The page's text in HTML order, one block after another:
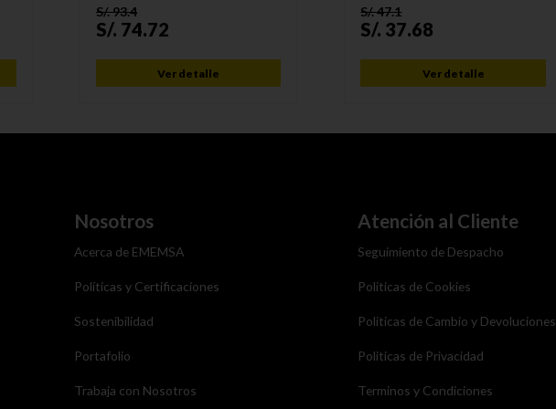
S/.93.4
S/. 74.72
Ver detalle
S/.47.1
S/. 37.68
Ver detalle
Nosotros
Acerca de EMEMSA
Políticas y Certificaciones
Sostenibilidad
Portafolio
Trabaja con Nosotros
Atención al Cliente
Seguimiento de Despacho
Politicas de Cookies
Politicas de Cambio y Devoluciones
Politicas de Privacidad
Terminos y Condiciones